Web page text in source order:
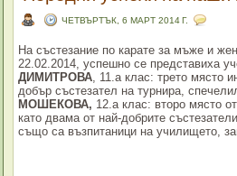
ЧЕТВЪРТЪК, 6 МАРТ 2014 Г.
На състезание по карате за мъже и
22.02.2014, успешно се представиха
ДИМИТРОВА , 11.а клас: трето място
добър състезател на турнира,
МОШЕКОВА, 12.а клас: второ място
като двама от най-добрите
също са възпитаници на училището,